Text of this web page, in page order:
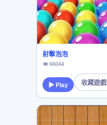
射擊泡泡
👁 66044
▶ Play 收藏遊戲